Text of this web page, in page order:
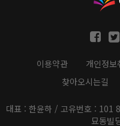
이용약관 개인정보
찾아오시는길
대표 : 한윤하 / 고유번호 : 101
묘동빌